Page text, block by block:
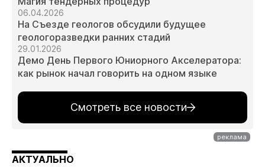
06.04.2026
На Съезде геологов обсудили будущее
геологоразведки ранних стадий
29.01.2026
Демо День Первого Юниорного Акселератора:
как рынок начал говорить на одном языке
Смотреть все новости
АКТУАЛЬНО